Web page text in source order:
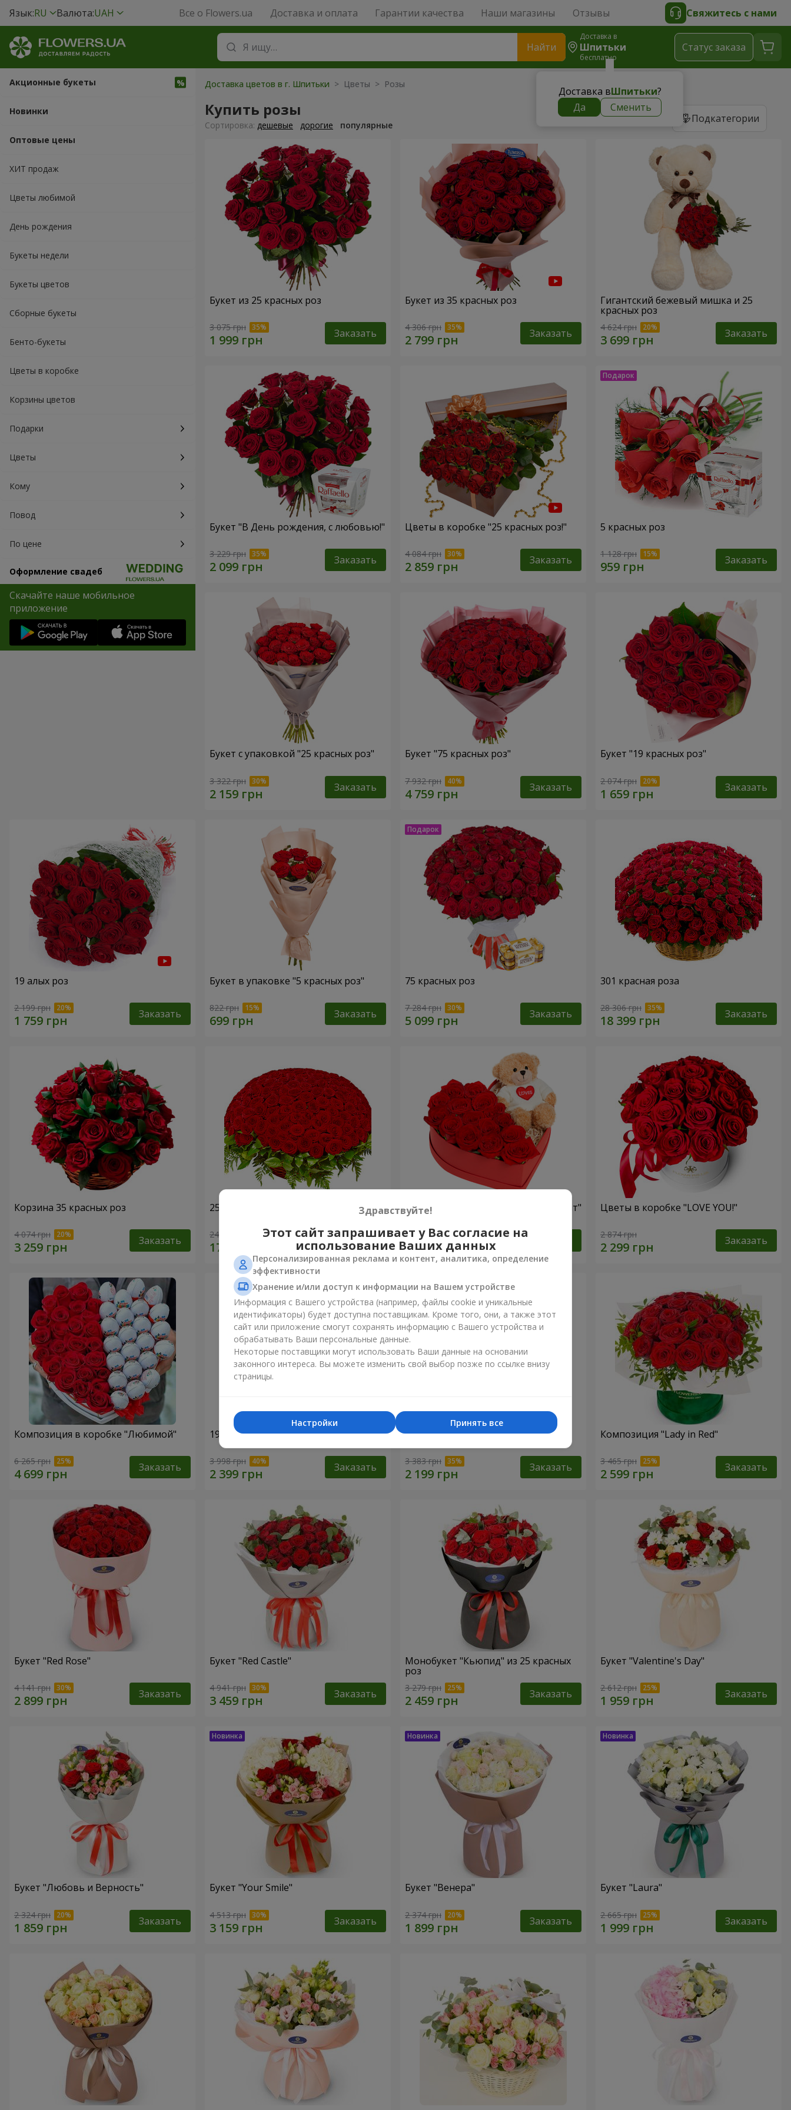
Язык:RU Валюта:UAH Все о Flowers.ua Доставка и оплата Гарантии качества Наши магазины Отзывы Свяжитесь с нами
Найти
Доставка в
Шпитьки
бесплатно
Доставка вШпитьки?
Да
Сменить
Cтатус заказа
Акционные букеты
Новинки
Оптовые цены
ХИТ продаж
Цветы любимой
День рождения
Букеты недели
Букеты цветов
Сборные букеты
Бенто-букеты
Цветы в коробке
Корзины цветов
Подарки
Цветы
Кому
Повод
По цене
Оформление свадеб
Скачайте наше мобильное
приложение
Доставка цветов в г. Шпитьки > Цветы > Розы
Купить розы Подкатегории
Cортировка: дешевые дорогие популярные
Букет из 25 красных роз
3 075 грн Заказать
Букет из 35 красных роз
4 306 грн Заказать
Гигантский бежевый мишка и 25
красных роз
4 624 грн Заказать
Букет "В День рождения, с любовью!"
3 229 грн Заказать
Цветы в коробке "25 красных роз!"
4 084 грн Заказать
5 красных роз
1 128 грн Заказать
Букет с упаковкой "25 красных роз"
3 322 грн Заказать
Букет "75 красных роз"
7 932 грн Заказать
Букет "19 красных роз"
2 074 грн Заказать
19 алых роз
2 199 грн Заказать
Букет в упаковке "5 красных роз"
822 грн Заказать
75 красных роз
7 284 грн Заказать
301 красная роза
28 306 грн Заказать
Корзина 35 красных роз
4 074 грн Заказать
251 красная роза
24 427 грн Заказать
Композиция "Трогательный презент"
2 332 грн
Цветы в коробке "LOVE YOU!"
2 874 грн Заказать
Композиция в коробке "Любимой"
6 265 грн Заказать
19 красных роз с Пандой
3 998 грн Заказать
19 красных роз с Мишкой
3 383 грн Заказать
Композиция "Lady in Red"
3 465 грн Заказать
Букет "Red Rose"
4 141 грн Заказать
Букет "Red Castle"
4 941 грн Заказать
Монобукет "Кьюпид" из 25 красных
роз
3 279 грн Заказать
Букет "Valentine's Day"
2 612 грн Заказать
Букет "Любовь и Верность"
2 324 грн Заказать
Букет "Your Smile"
4 513 грн Заказать
Букет "Венера"
2 374 грн Заказать
Букет "Laura"
2 665 грн Заказать
Здравствуйте!
Этот сайт запрашивает у Вас согласие на
использование Ваших данных
Персонализированная реклама и контент, аналитика, определение
эффективности
Хранение и/или доступ к информации на Вашем устройстве
Информация с Вашего устройства (например, файлы cookie и уникальные
идентификаторы) будет доступна поставщикам. Кроме того, они, а также этот
сайт или приложение смогут сохранять информацию с Вашего устройства и
обрабатывать Ваши персональные данные.
Некоторые поставщики могут использовать Ваши данные на основании
законного интереса. Вы можете изменить свой выбор позже по ссылке внизу
страницы.
Принять все
Настройки